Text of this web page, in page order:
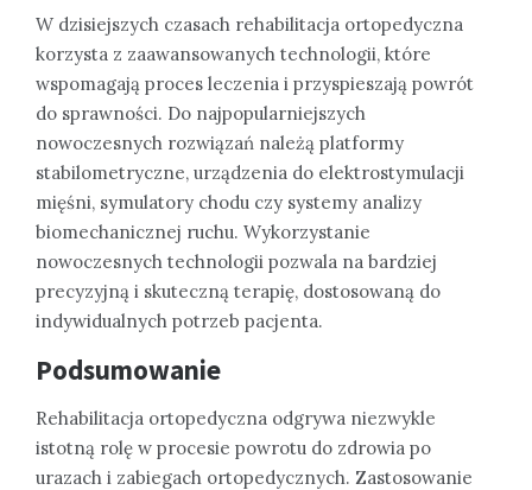
W dzisiejszych czasach rehabilitacja ortopedyczna
korzysta z zaawansowanych technologii, które
wspomagają proces leczenia i przyspieszają powrót
do sprawności. Do najpopularniejszych
nowoczesnych rozwiązań należą platformy
stabilometryczne, urządzenia do elektrostymulacji
mięśni, symulatory chodu czy systemy analizy
biomechanicznej ruchu. Wykorzystanie
nowoczesnych technologii pozwala na bardziej
precyzyjną i skuteczną terapię, dostosowaną do
indywidualnych potrzeb pacjenta.
Podsumowanie
Rehabilitacja ortopedyczna odgrywa niezwykle
istotną rolę w procesie powrotu do zdrowia po
urazach i zabiegach ortopedycznych. Zastosowanie